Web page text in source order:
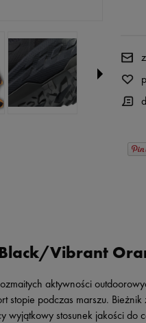
Vibrant
aktywności
podczas marszu.
stosunek jakości do